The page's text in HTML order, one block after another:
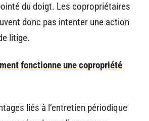
du doigt. Les copropriétaires
donc pas intenter une action
litige.
fonctionne une copropriété
liés à l’entretien périodique